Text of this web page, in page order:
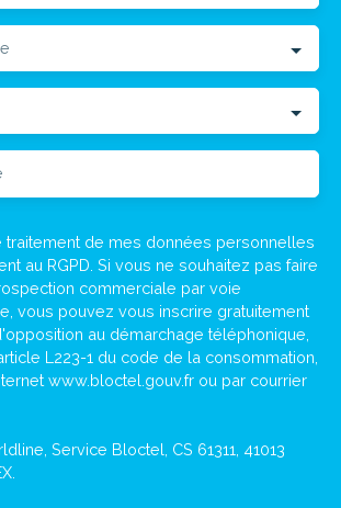
traitement de mes données personnelles
au RGPD. Si vous ne souhaitez pas faire
commerciale par voie
vous pouvez vous inscrire gratuitement
au démarchage téléphonique,
L223-1 du code de la consommation,
www.bloctel.gouv.fr ou par courrier
Service Bloctel, CS 61311, 41013